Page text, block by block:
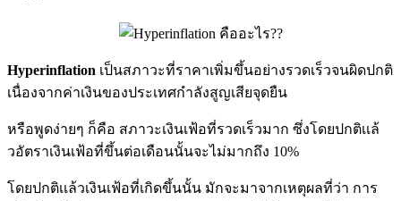
Hyperinflation เป็นสภาวะที่ราคาเพิ่มขึ้นอย่างรวดเร็วจนผิดปกติ
เนื่องจากค่าเงินของประเทศกำลังสูญเสียจุดยืน
หรือพูดง่ายๆ ก็คือ สภาวะเงินเฟ้อที่รวดเร็วมาก ซึ่งโดยปกติเเล้
วอัตราเงินเฟ้อที่ขึ้นต่อเดือนนั้นจะไม่มากถึง 10%
โดยปกติเเล้วเงินเฟ้อที่เกิดขึ้นนั้น มักจะมาจากเหตุผลที่ว่า การ